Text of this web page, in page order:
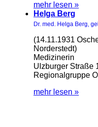
mehr lesen »
Helga Berg
Dr. med. Helga Berg,
(14.11.1931
Norderstedt)
Medizinerin
Ulzburger Straße
Regionalgruppe
mehr lesen »